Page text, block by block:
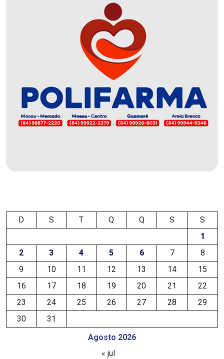
FUTSAL
FUTURO
RENDA
DO
RN
GUAMARÉ
HOMENAGEM
Agosto 2026
D S T Q Q S
S
1
2
3 4 5 6 7
8
9
10 11 12 13 14
15
16
17 18 19 20 21
22
23
24 25 26 27 28
29
30
31
« jul